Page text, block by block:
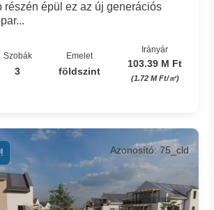
részén épül ez az új generációs
Szobák
3
Emelet
földszint
Irányár
103.39 M Ft
(1.72 M Ft/㎡)
Azonosító: 75_cld